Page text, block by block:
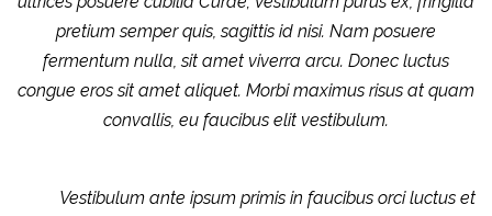
pretium semper quis, sagittis id nisi. Nam posuere
fermentum nulla, sit amet viverra arcu. Donec luctus
congue eros sit amet aliquet. Morbi maximus risus at quam
convallis, eu faucibus elit vestibulum.
Vestibulum ante ipsum primis in faucibus orci luctus et